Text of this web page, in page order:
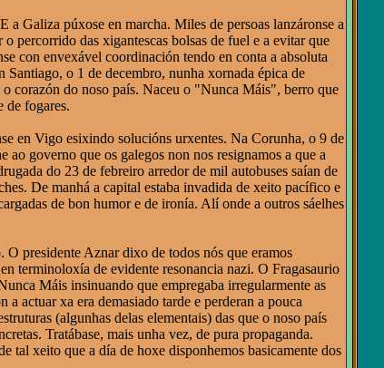
a Galiza púxose en marcha. Miles de persoas lanzáronse a
percorrido das xigantescas bolsas de fuel e a evitar que
con envexável coordinación tendo en conta a absoluta
o 1 de decembro, nunha xornada épica de
corazón do noso país. Naceu o "Nunca Máis", berro que
de fogares.
en Vigo esixindo solucións urxentes. Na Corunha, o 9 de
governo que os galegos non nos resignamos a que a
do 23 de febreiro arredor de mil autobuses saían de
De manhá a capital estaba invadida de xeito pacífico e
de bon humor e de ironía. Alí onde a outros sáelhes
presidente Aznar dixo de todos nós que eramos
terminoloxía de evidente resonancia nazi. O Fragasaurio
Máis insinuando que empregaba irregularmente as
actuar xa era demasiado tarde e perderan a pouca
(algunhas delas elementais) das que o noso país
Tratábase, mais unha vez, de pura propaganda.
tal xeito que a día de hoxe disponhemos basicamente dos